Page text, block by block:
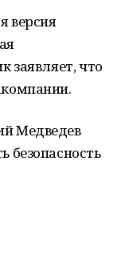
версия
заявляет, что
Медведев
безопасность